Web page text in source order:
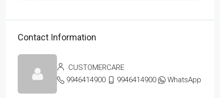
Contact Information
CUSTOMERCARE
9946414900
9946414900 WhatsApp